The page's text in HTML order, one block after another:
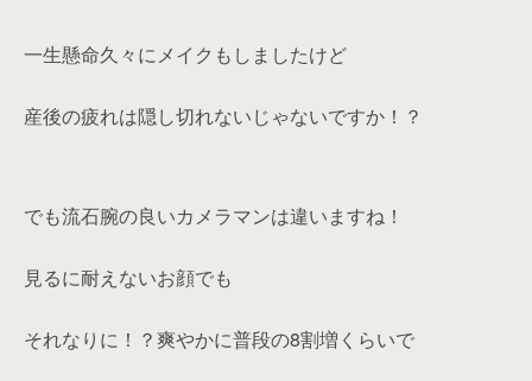
一生懸命久々にメイクもしましたけど
産後の疲れは隠し切れないじゃないですか！？
でも流石腕の良いカメラマンは違いますね！
見るに耐えないお顔でも
それなりに！？爽やかに普段の8割増 くらいで